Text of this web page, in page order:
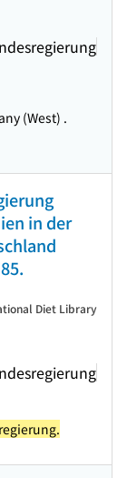
(West) .
in der
Diet Library